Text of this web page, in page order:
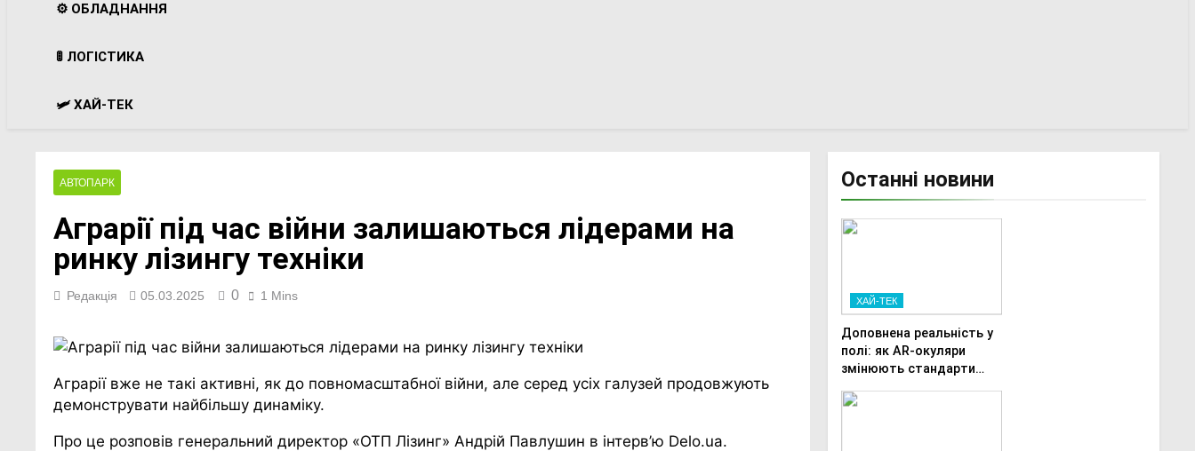
⚙️ ОБЛАДНАННЯ
🚦 ЛОГІСТИКА
🛩️ ХАЙ-ТЕК
АВТОПАРК
Аграрії під час війни залишаються лідерами на
ринку лізингу техніки
Редакція 05.03.2025 0 1 Mins
Аграрії вже не такі активні, як до повномасштабної війни, але серед усіх галузей продовжують
демонструвати найбільшу динаміку.
Про це розповів генеральний директор «ОТП Лізинг» Андрій Павлушин в інтерв’ю Delo.ua.
Останні новини
ХАЙ-ТЕК
Доповнена реальність у
полі: як AR-окуляри
змінюють стандарти
сільськогосподарської